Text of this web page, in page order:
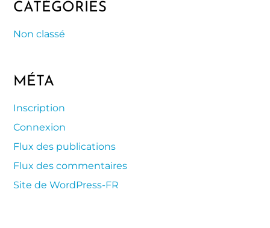
CATÉGORIES
Non classé
MÉTA
Inscription
Connexion
Flux des publications
Flux des commentaires
Site de WordPress-FR